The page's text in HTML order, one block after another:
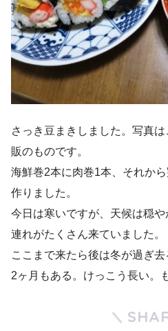
さっき豆まきしました。写真
販のものです。
海鮮巻2本に肉巻1本、それか
作りました。
今日は寒いですが、天候は穏
連れがたくさん来ていました。
ここまで来たら後は冬が過ぎ
2ヶ月もある。けっこう長い。